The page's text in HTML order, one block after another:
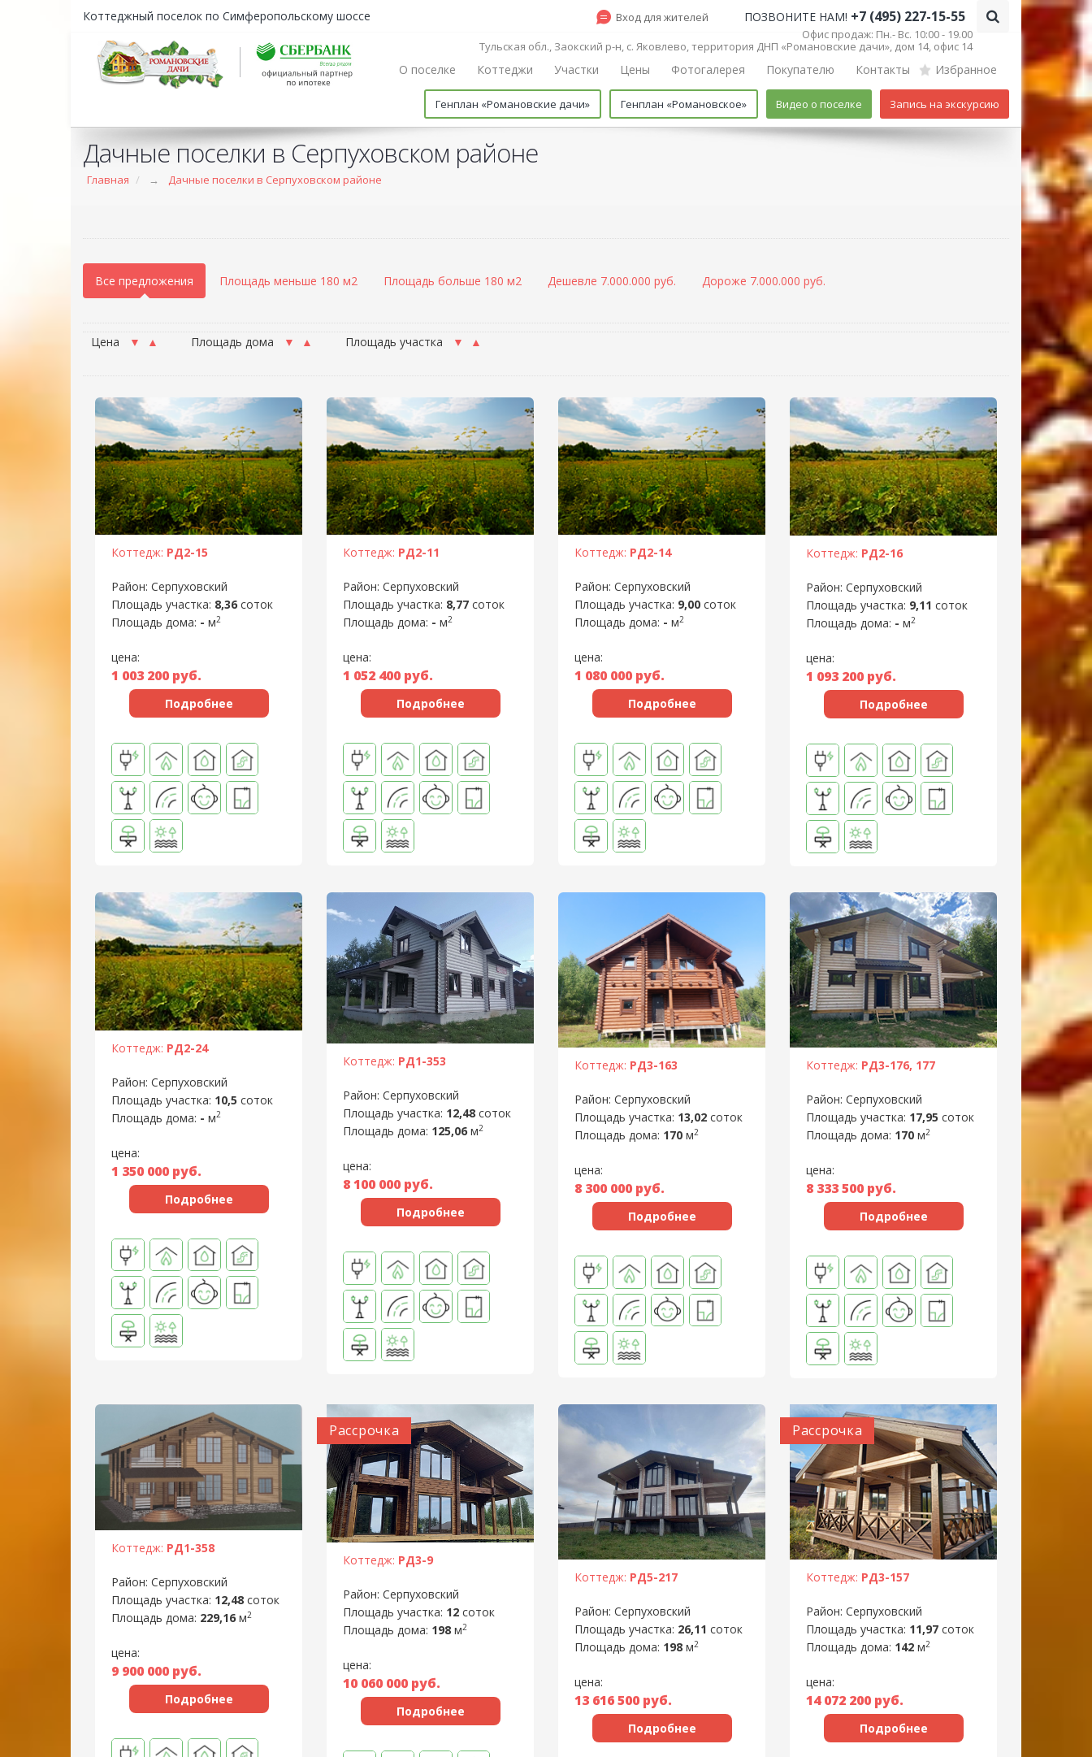
Коттеджный поселок по Симферопольскому шоссе
Офис продаж: Пн.- Вс. 10:00 - 19.00
Тульская обл., Заокский р-н, с. Яковлево, территория ДНП «Романовские дачи», дом 14, офис 14
Вход для жителей ПОЗВОНИТЕ НАМ! +7 (495) 227-15-55
О поселке Коттеджи Участки Цены Фотогалерея Покупателю Контакты Избранное
Генплан «Романовские дачи» Генплан «Романовское» Видео о поселке Запись на экскурсию
Дачные поселки в Серпуховском районе
Главная → Дачные поселки в Серпуховском районе
Все предложения Площадь меньше 180 м2 Площадь больше 180 м2 Дешевле 7.000.000 руб. Дороже 7.000.000 руб.
Цена ▲
▼ Площадь дома ▲
▼ Площадь участка ▲
▼
Коттедж: РД2-15
Район: Серпуховский
Площадь участка: 8,36 соток
Площадь дома: - м2
цена:
1 003 200 руб.
Подробнее
Коттедж: РД2-11
Район: Серпуховский
Площадь участка: 8,77 соток
Площадь дома: - м2
цена:
1 052 400 руб.
Подробнее
Коттедж: РД2-14
Район: Серпуховский
Площадь участка: 9,00 соток
Площадь дома: - м2
цена:
1 080 000 руб.
Подробнее
Коттедж: РД2-16
Район: Серпуховский
Площадь участка: 9,11 соток
Площадь дома: - м2
цена:
1 093 200 руб.
Подробнее
Коттедж: РД2-24
Район: Серпуховский
Площадь участка: 10,5 соток
Площадь дома: - м2
цена:
1 350 000 руб.
Подробнее
Коттедж: РД1-353
Район: Серпуховский
Площадь участка: 12,48 соток
Площадь дома: 125,06 м2
цена:
8 100 000 руб.
Подробнее
Коттедж: РД3-163
Район: Серпуховский
Площадь участка: 13,02 соток
Площадь дома: 170 м2
цена:
8 300 000 руб.
Подробнее
Коттедж: РД3-176, 177
Район: Серпуховский
Площадь участка: 17,95 соток
Площадь дома: 170 м2
цена:
8 333 500 руб.
Подробнее
Коттедж: РД1-358
Район: Серпуховский
Площадь участка: 12,48 соток
Площадь дома: 229,16 м2
цена:
9 900 000 руб.
Подробнее
Рассрочка
Коттедж: РД3-9
Район: Серпуховский
Площадь участка: 12 соток
Площадь дома: 198 м2
цена:
10 060 000 руб.
Подробнее
Коттедж: РД5-217
Район: Серпуховский
Площадь участка: 26,11 соток
Площадь дома: 198 м2
цена:
13 616 500 руб.
Подробнее
Рассрочка
Коттедж: РД3-157
Район: Серпуховский
Площадь участка: 11,97 соток
Площадь дома: 142 м2
цена:
14 072 200 руб.
Подробнее